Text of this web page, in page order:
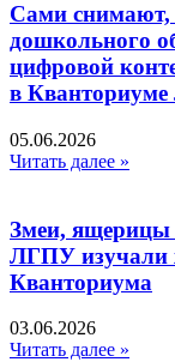
Сами снимают,
дошкольного
цифровой
в
05.06.2026
Читать далее »
Змеи, ящерицы
ЛГПУ изучали
Кванториума
03.06.2026
Читать далее »